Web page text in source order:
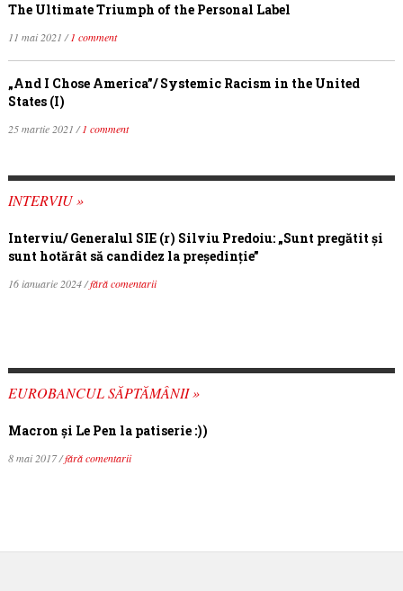
The Ultimate Triumph of the Personal Label
11 mai 2021 /1 comment
„And I Chose America”/ Systemic Racism in the United
States (I)
25 martie 2021 /1 comment
INTERVIU »
Interviu/ Generalul SIE (r) Silviu Predoiu: „Sunt pregătit și
sunt hotărât să candidez la președinție”
16 ianuarie 2024 /fără comentarii
EUROBANCUL SĂPTĂMÂNII »
Macron şi Le Pen la patiserie :))
8 mai 2017 /fără comentarii